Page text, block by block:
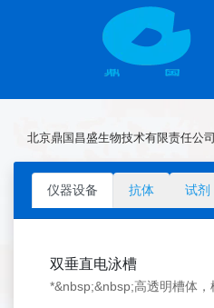
北京鼎国昌盛生物技术有限责任公司
仪器设备 抗体 试剂
双垂直电泳槽